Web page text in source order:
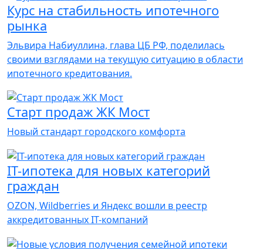
Курс на стабильность ипотечного
рынка
Эльвира Набиуллина, глава ЦБ РФ, поделилась
своими взглядами на текущую ситуацию в области
ипотечного кредитования.
Старт продаж ЖК Мост
Новый стандарт городского комфорта
IT-ипотека для новых категорий
граждан
OZON, Wildberries и Яндекс вошли в реестр
аккредитованных IT-компаний